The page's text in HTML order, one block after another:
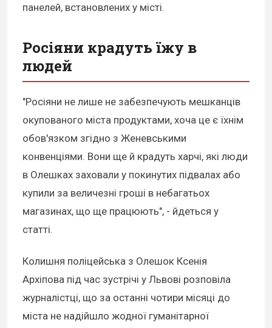
панелей, встановлених у місті.
Росіяни крадуть їжу в
людей
"Росіяни не лише не забезпечують мешканців
окупованого міста продуктами, хоча це є їхнім
обов'язком згідно з Женевськими
конвенціями. Вони ще й крадуть харчі, які люди
в Олешках заховали у покинутих підвалах або
купили за величезні гроші в небагатьох
магазинах, що ще працюють", - йдеться у
статті.
Колишня поліцейська з Олешок Ксенія
Архіпова під час зустрічі у Львові розповіла
журналістці, що за останні чотири місяці до
міста не надійшло жодної гуманітарної